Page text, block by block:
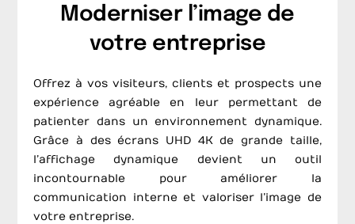
Moderniser l’image de
votre entreprise
Offrez à vos visiteurs, clients et prospects une
expérience agréable en leur permettant de
patienter dans un environnement dynamique.
Grâce à des écrans UHD 4K de grande taille,
l’affichage dynamique devient un outil
incontournable pour améliorer la
communication interne et valoriser l’image de
votre entreprise.